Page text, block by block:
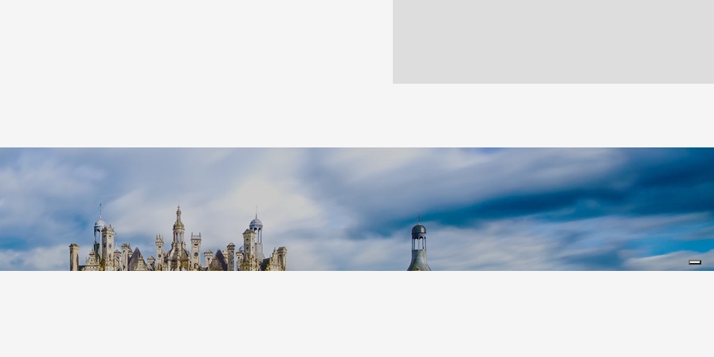
Leaflet|©Koobcamp S.r.l.